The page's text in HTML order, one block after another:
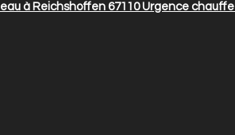
à Reichshoffen 67110Urgence chauffe